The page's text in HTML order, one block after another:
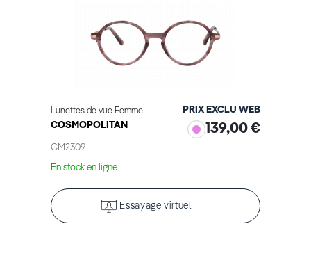
Lunettes de vue Femme
COSMOPOLITAN
CM2309
PRIX EXCLU WEB
139,00 €
En stock en ligne
Essayage virtuel